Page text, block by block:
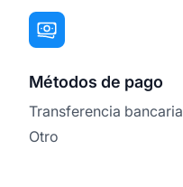
Métodos de pago
Transferencia bancaria
Otro